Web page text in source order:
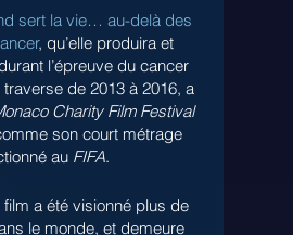
sert la vie… au-delà des
, qu’elle produira et
l’épreuve du cancer
traverse de 2013 à 2016, a
Charity Film Festival
son court métrage
au FIFA.
film a été visionné plus de
le monde, et demeure